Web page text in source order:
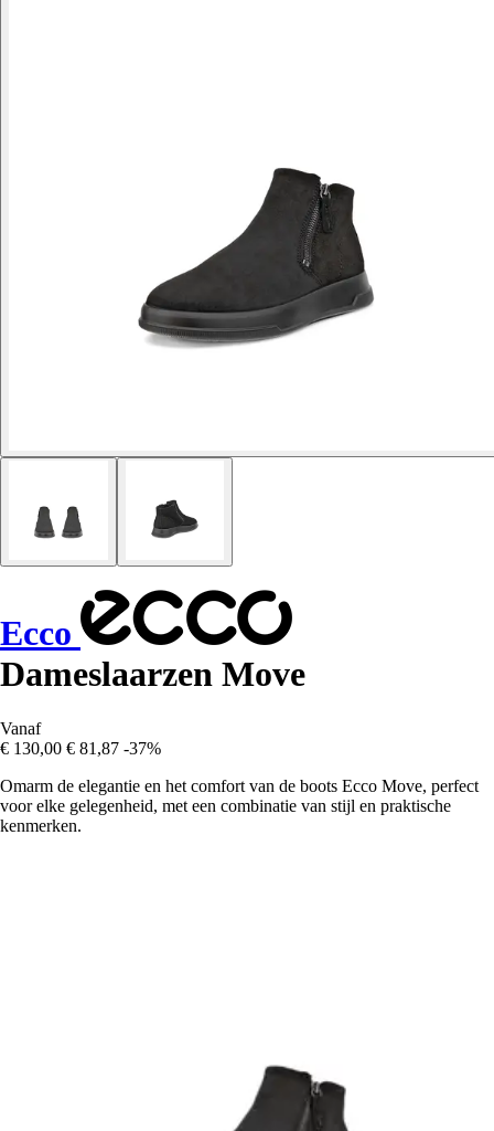
Ecco
Dameslaarzen Move
Vanaf
€ 130,00 € 81,87 -37%
Omarm de elegantie en het comfort van de boots Ecco Move, perfect
voor elke gelegenheid, met een combinatie van stijl en praktische
kenmerken.